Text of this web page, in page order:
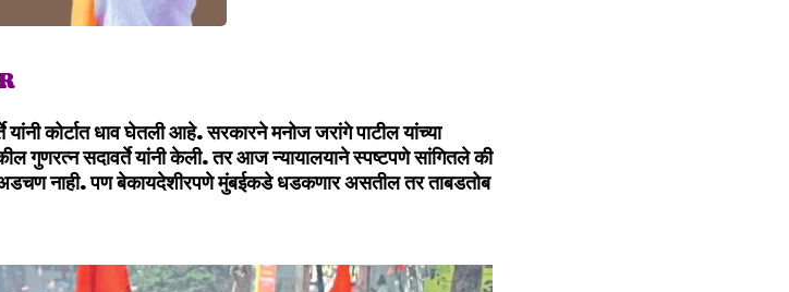
यांनी कोर्टात धाव घेतली आहे. सरकारने मनोज जरांगे पाटील यांच्या
गुणरत्न सदावर्ते यांनी केली. तर आज न्यायालयाने स्पष्टपणे सांगितले की
अडचण नाही. पण बेकायदेशीरपणे मुंबईकडे धडकणार असतील तर ताबडतोब